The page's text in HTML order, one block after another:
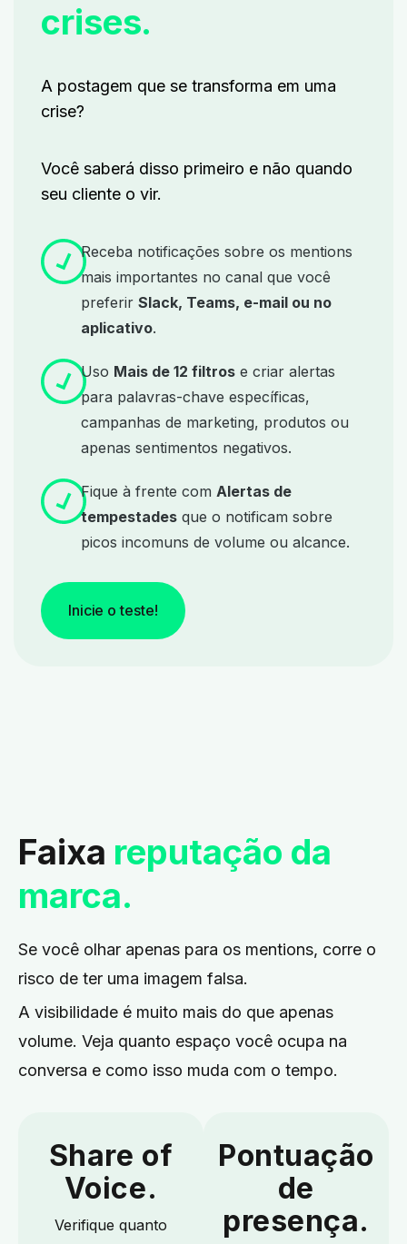
crises.
A postagem que se transforma em uma
crise?
Você saberá disso primeiro e não quando
seu cliente o vir.
Receba notificações sobre os mentions
mais importantes no canal que você
preferir Slack, Teams, e-mail ou no
aplicativo.
Uso Mais de 12 filtrose criar alertas
para palavras-chave específicas,
campanhas de marketing, produtos ou
apenas sentimentos negativos.
Fique à frente com Alertas de
tempestadesque o notificam sobre
picos incomuns de volume ou alcance.
Inicie o teste!
Faixa reputação da
marca.
Se você olhar apenas para os mentions, corre o
risco de ter uma imagem falsa.
A visibilidade é muito mais do que apenas
volume. Veja quanto espaço você ocupa na
conversa e como isso muda com o tempo.
Share of
Voice.
Verifique quanto
Pontuação
de
presença.